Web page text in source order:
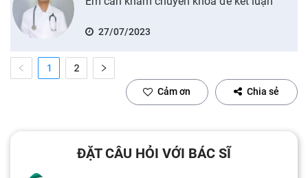
27/07/2023
1 2
Cảm ơn Chia sẻ
ĐẶT CÂU HỎI VỚI BÁC SĨ